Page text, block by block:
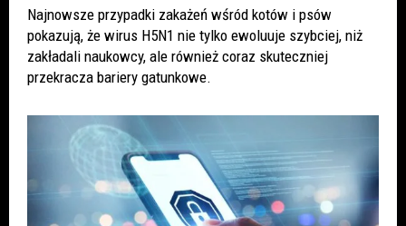
Najnowsze przypadki zakażeń wśród kotów i psów
pokazują, że wirus H5N1 nie tylko ewoluuje szybciej, niż
zakładali naukowcy, ale również coraz skuteczniej
przekracza bariery gatunkowe.